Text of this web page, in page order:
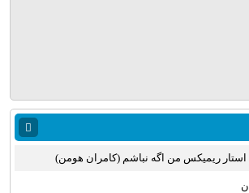
ریمیکس من اگه نباشم (کامران هومن)